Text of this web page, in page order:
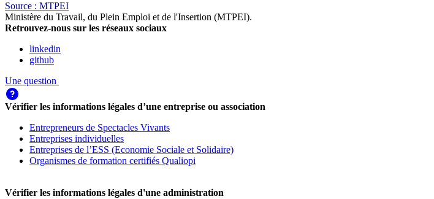
Source : MTPEI
Ministère du Travail, du Plein Emploi et de l'Insertion (MTPEI).
Retrouvez-nous sur les réseaux sociaux
linkedin
github
Une question
Vérifier les informations légales d’une entreprise ou association
Entrepreneurs de Spectacles Vivants
Entreprises individuelles
Entreprises de l’ESS (Economie Sociale et Solidaire)
Organismes de formation certifiés Qualiopi
Vérifier les informations légales d'une administration